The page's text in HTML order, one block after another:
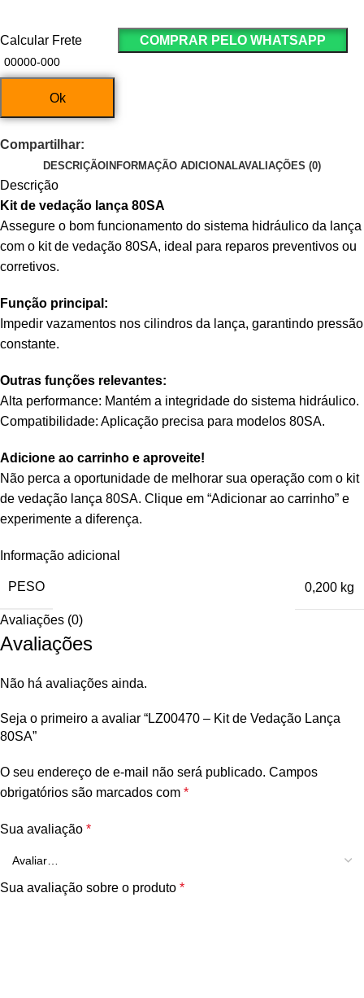
Calcular Frete
Ok
COMPRAR PELO WHATSAPP
Compartilhar:
DESCRIÇÃO INFORMAÇÃO ADICIONALAVALIAÇÕES (0)
Descrição
Kit de vedação lança 80SA
Assegure o bom funcionamento do sistema hidráulico da lança
com o kit de vedação 80SA, ideal para reparos preventivos ou
corretivos.
Função principal:
Impedir vazamentos nos cilindros da lança, garantindo pressão
constante.
Outras funções relevantes:
Alta performance: Mantém a integridade do sistema hidráulico.
Compatibilidade: Aplicação precisa para modelos 80SA.
Adicione ao carrinho e aproveite!
Não perca a oportunidade de melhorar sua operação com o kit
de vedação lança 80SA. Clique em “Adicionar ao carrinho” e
experimente a diferença.
Informação adicional
PESO 0,200 kg
Avaliações (0)
Avaliações
Não há avaliações ainda.
Seja o primeiro a avaliar “LZ00470 – Kit de Vedação Lança
80SA”
O seu endereço de e-mail não será publicado. Campos
obrigatórios são marcados com *
Sua avaliação *
Sua avaliação sobre o produto *